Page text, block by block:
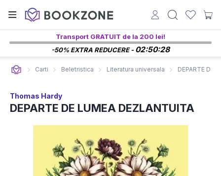
Transport GRATUIT de la 200 lei!
-50% EXTRA REDUCERE -02:50:27
Carti Beletristica Literatura universala DEPARTE DE
Thomas Hardy
DEPARTE DE LUMEA DEZLANTUITA